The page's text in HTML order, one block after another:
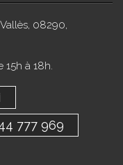
08290,
15h à 18h.
777 969